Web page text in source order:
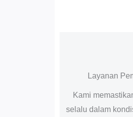
Layanan
Kami
selalu dalam